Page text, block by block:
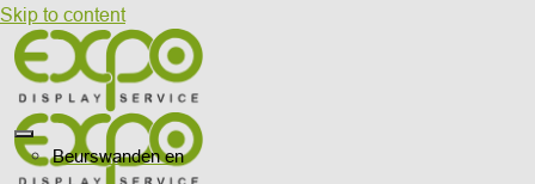
Skip to content
Beurswanden en
6